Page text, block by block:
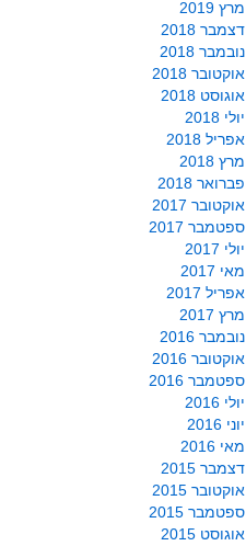
מרץ 2019
דצמבר 2018
נובמבר 2018
אוקטובר 2018
אוגוסט 2018
יולי 2018
אפריל 2018
מרץ 2018
פברואר 2018
אוקטובר 2017
ספטמבר 2017
יולי 2017
מאי 2017
אפריל 2017
מרץ 2017
נובמבר 2016
אוקטובר 2016
ספטמבר 2016
יולי 2016
יוני 2016
מאי 2016
דצמבר 2015
אוקטובר 2015
ספטמבר 2015
אוגוסט 2015